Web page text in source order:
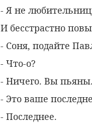
- Я не
И бесстрастно
- Соня, подайте
- Что-о?
- Ничего. Вы
- Это ваше
- Последнее.